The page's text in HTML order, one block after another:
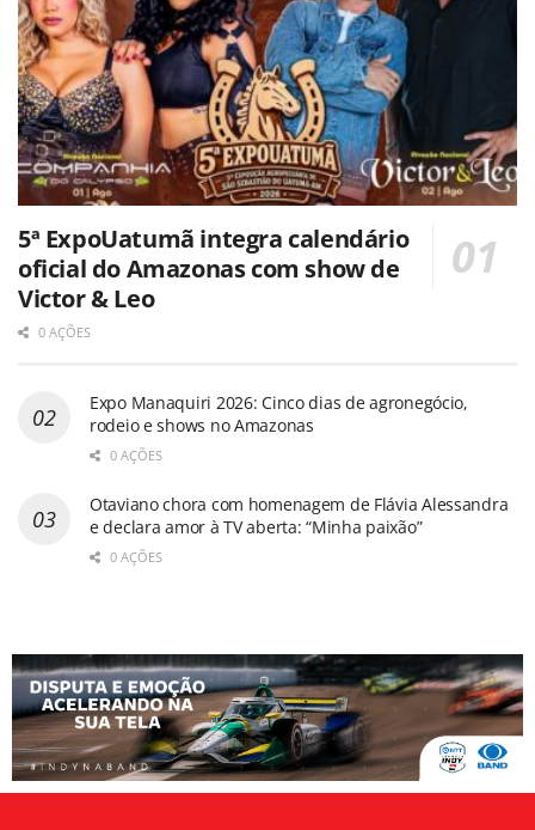
5ª ExpoUatumã integra calendário
oficial do Amazonas com show de
Victor & Leo
0 AÇÕES
Expo Manaquiri 2026: Cinco dias de agronegócio,
rodeio e shows no Amazonas
0 AÇÕES
Otaviano chora com homenagem de Flávia Alessandra
e declara amor à TV aberta: “Minha paixão”
0 AÇÕES